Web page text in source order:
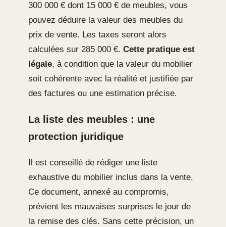
300 000 € dont 15 000 € de meubles, vous
pouvez déduire la valeur des meubles du
prix de vente. Les taxes seront alors
calculées sur 285 000 €. Cette pratique est
légale, à condition que la valeur du mobilier
soit cohérente avec la réalité et justifiée par
des factures ou une estimation précise.
La liste des meubles : une
protection juridique
Il est conseillé de rédiger une liste
exhaustive du mobilier inclus dans la vente.
Ce document, annexé au compromis,
prévient les mauvaises surprises le jour de
la remise des clés. Sans cette précision, un